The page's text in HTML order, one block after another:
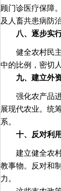
顾门诊医疗保障
及人畜共患病防
八、逐步实
健全农村民
中的比例，密切
九、建立外
强化农产品
展现代农业。统
系。
十、反对利
建立健全农
教事物。反对和
力。